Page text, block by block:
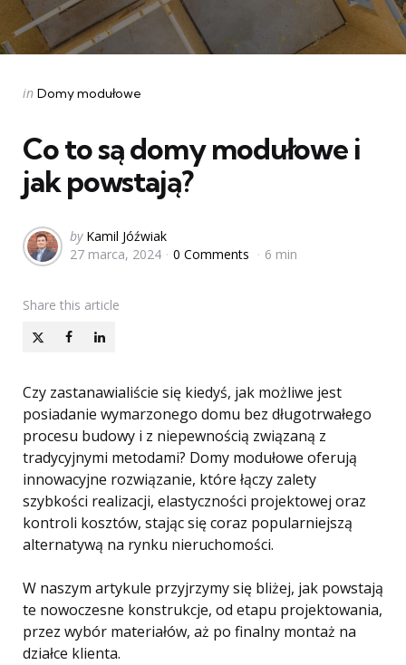
Categories
Posted
in Domy modułowe
Co to są domy modułowe i
jak powstają?
Posted
by
by Kamil Jóźwiak
27 marca, 2024
0 Comments 6 min
Share this article
Czy zastanawialiście się kiedyś, jak możliwe jest
posiadanie wymarzonego domu bez długotrwałego
procesu budowy i z niepewnością związaną z
tradycyjnymi metodami? Domy modułowe oferują
innowacyjne rozwiązanie, które łączy zalety
szybkości realizacji, elastyczności projektowej oraz
kontroli kosztów, stając się coraz popularniejszą
alternatywą na rynku nieruchomości.
W naszym artykule przyjrzymy się bliżej, jak powstają
te nowoczesne konstrukcje, od etapu projektowania,
przez wybór materiałów, aż po finalny montaż na
działce klienta.